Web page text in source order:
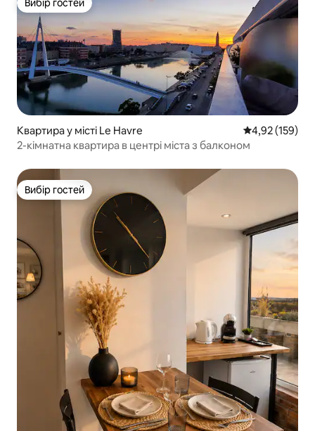
Вибір гостей
Вибір гостей
Квартира у місті Le Havre Середня
4,92 (159)
2-кімнатна квартира в центрі міста з балконом
Вибір гостей
Вибір гостей